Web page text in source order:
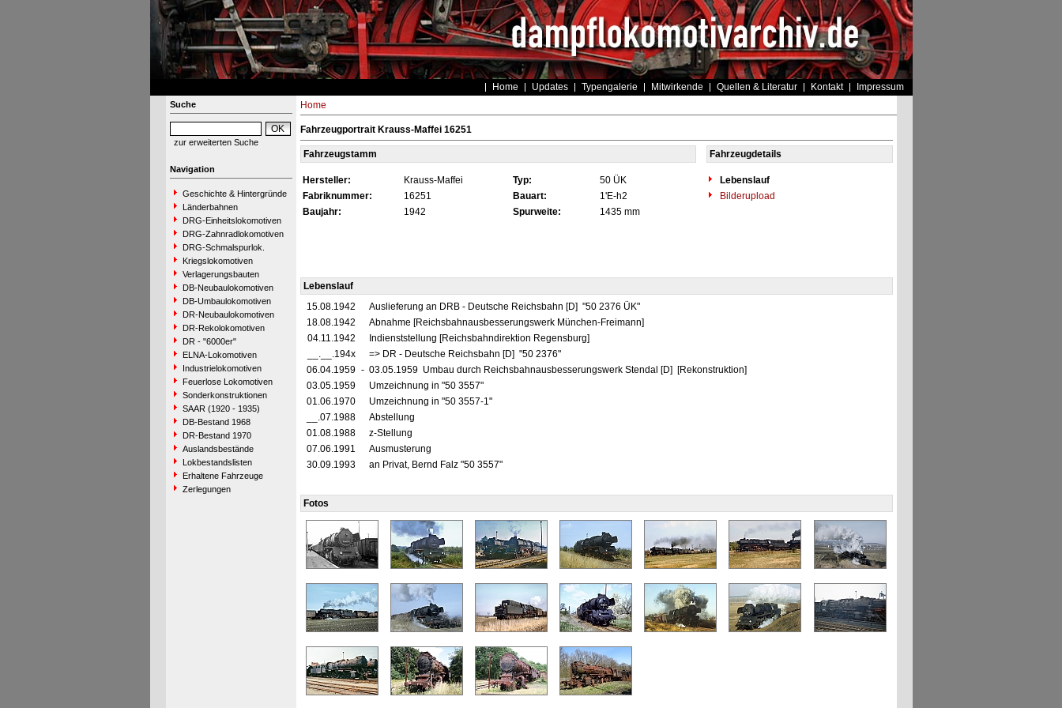
Home Updates Typengalerie Mitwirkende Quellen & Literatur Kontakt Impressum
Suche
zur erweiterten Suche
Navigation
Geschichte & Hintergründe
Länderbahnen
DRG-Einheitslokomotiven
DRG-Zahnradlokomotiven
DRG-Schmalspurlok.
Kriegslokomotiven
Verlagerungsbauten
DB-Neubaulokomotiven
DB-Umbaulokomotiven
DR-Neubaulokomotiven
DR-Rekolokomotiven
DR - "6000er"
ELNA-Lokomotiven
Industrielokomotiven
Feuerlose Lokomotiven
Sonderkonstruktionen
SAAR (1920 - 1935)
DB-Bestand 1968
DR-Bestand 1970
Auslandsbestände
Lokbestandslisten
Erhaltene Fahrzeuge
Zerlegungen
Home
Fahrzeugportrait Krauss-Maffei 16251
Fahrzeugstamm Fahrzeugdetails
Hersteller: Krauss-Maffei Typ: 50 ÜK
Lebenslauf
Fabriknummer:
16251 Bauart: 1'E-h2
Bilderupload
Baujahr:
1942 Spurweite: 1435 mm
Lebenslauf
15.08.1942
Auslieferung an DRB - Deutsche Reichsbahn [D] "50 2376 ÜK"
18.08.1942
Abnahme [Reichsbahnausbesserungswerk München-Freimann]
04.11.1942
Indienststellung [Reichsbahndirektion Regensburg]
__.__.194x
=> DR - Deutsche Reichsbahn [D] "50 2376"
06.04.1959 - 03.05.1959 Umbau durch Reichsbahnausbesserungswerk Stendal [D] [Rekonstruktion]
03.05.1959
Umzeichnung in "50 3557"
01.06.1970
Umzeichnung in "50 3557-1"
__.07.1988
Abstellung
01.08.1988
z-Stellung
07.06.1991
Ausmusterung
30.09.1993
an Privat, Bernd Falz "50 3557"
Fotos